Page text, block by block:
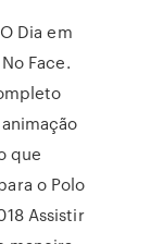
Dia em
Face.
que
o Polo
Assistir